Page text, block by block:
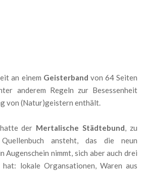
an einem Geisterband von 64 Seiten
anderem Regeln zur Besessenheit
von (Natur)geistern enthält.
der Mertalische Städtebund, zu
ansteht, das die neun
Augenschein nimmt, sich aber auch drei
lokale Organsationen, Waren aus